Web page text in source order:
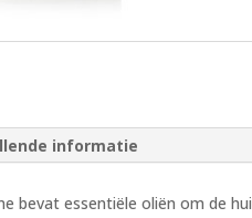
informatie
bevat essentiële oliën om de